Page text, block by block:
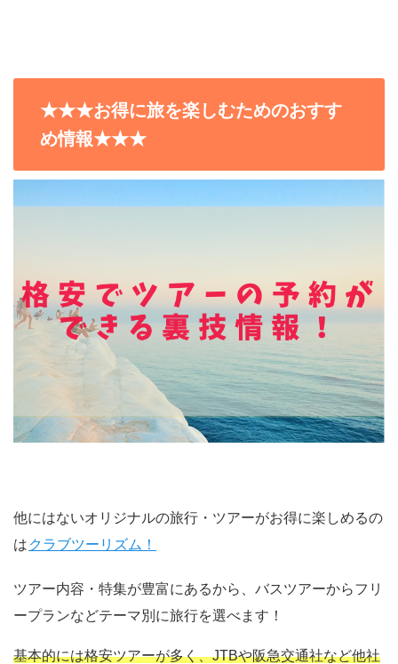
★★★お得に旅を楽しむためのおすす
め情報★★★
他にはないオリジナルの旅行・ツアーがお得に楽しめるの
は クラブツーリズム！
ツアー内容・特集が豊富にあるから、バスツアーからフリ
ープランなどテーマ別に旅行を選べます！
基本的には格安ツアーが多く、JTBや阪急交通社など他社